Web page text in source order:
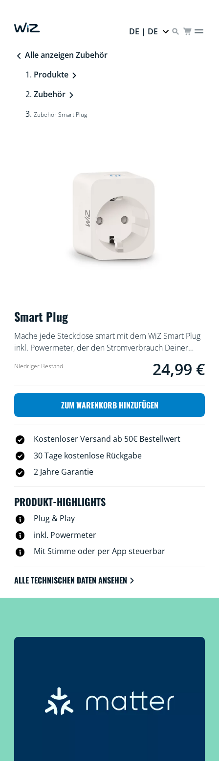
DE | DE
Alle anzeigen Zubehör
Produkte
Zubehör
Zubehör Smart Plug
Smart Plug
Mache jede Steckdose smart mit dem WiZ Smart Plug
inkl. Powermeter, der den Stromverbrauch Deiner
mit Deiner Stimme oder per App und schalte jede
Smartphone ein und aus.
Niedriger Bestand Aktueller Preis ist
24,99 €
ZUM WARENKORB HINZUFÜGEN
Kostenloser Versand ab 50€ Bestellwert
30 Tage kostenlose Rückgabe
2 Jahre Garantie
PRODUKT-HIGHLIGHTS
Plug & Play
inkl. Powermeter
Mit Stimme oder per App steuerbar
ALLE TECHNISCHEN DATEN ANSEHEN